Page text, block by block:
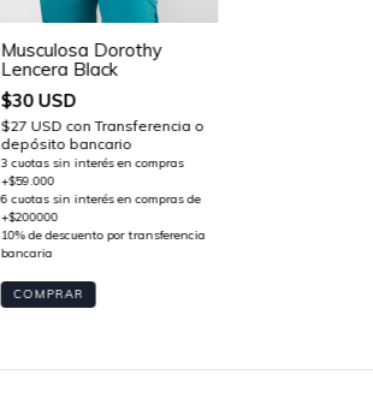
Musculosa Dorothy
Lencera Black
$30 USD
$27 USD con Transferencia o
depósito bancario
COMPRAR